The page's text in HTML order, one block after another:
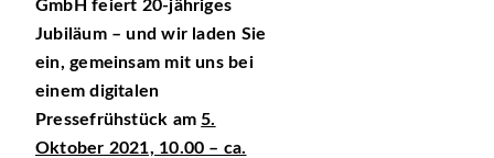
GmbH feiert 20-jähriges
Jubiläum – und wir laden Sie
ein, gemeinsam mit uns bei
einem digitalen
Pressefrühstück am 5.
Oktober 2021, 10.00 – ca.